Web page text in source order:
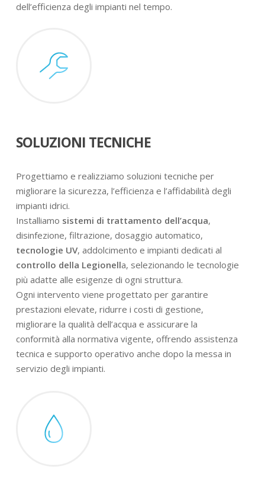
dell’efficienza degli impianti nel tempo.
SOLUZIONI TECNICHE
Progettiamo e realizziamo soluzioni tecniche per
migliorare la sicurezza, l’efficienza e l’affidabilità degli
impianti idrici.
Installiamo sistemi di trattamento dell’acqua,
disinfezione, filtrazione, dosaggio automatico,
tecnologie UV, addolcimento e impianti dedicati al
controllo della Legionella, selezionando le tecnologie
più adatte alle esigenze di ogni struttura.
Ogni intervento viene progettato per garantire
prestazioni elevate, ridurre i costi di gestione,
migliorare la qualità dell’acqua e assicurare la
conformità alla normativa vigente, offrendo assistenza
tecnica e supporto operativo anche dopo la messa in
servizio degli impianti.